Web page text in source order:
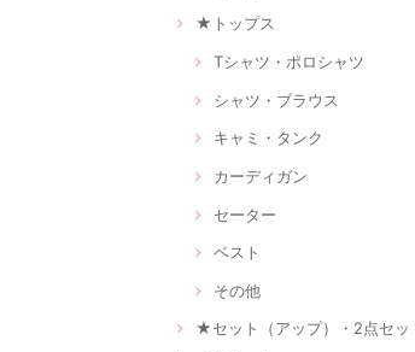
★トップス
Tシャツ・ポロシャツ
シャツ・ブラウス
キャミ・タンク
カーディガン
セーター
ベスト
その他
★セット（アップ）・2点セッ